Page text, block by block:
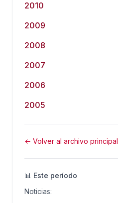
2010
2009
2008
2007
2006
2005
← Volver al archivo principal
📊 Este período
Noticias: